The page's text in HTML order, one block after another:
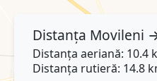
Distanța Movileni
Distanța aeriană: 10.4
Distanța rutieră: 14.8